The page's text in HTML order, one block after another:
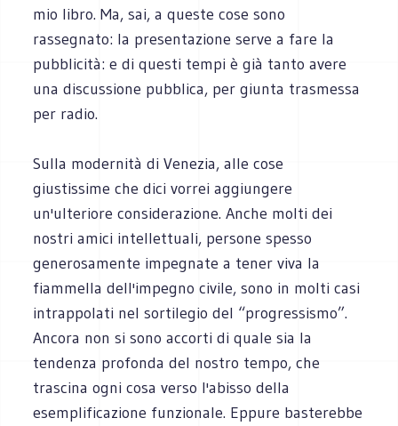
mio libro. Ma, sai, a queste cose sono
rassegnato: la presentazione serve a fare la
pubblicità: e di questi tempi è già tanto avere
una discussione pubblica, per giunta trasmessa
per radio.
Sulla modernità di Venezia, alle cose
giustissime che dici vorrei aggiungere
un'ulteriore considerazione. Anche molti dei
nostri amici intellettuali, persone spesso
generosamente impegnate a tener viva la
fiammella dell'impegno civile, sono in molti casi
intrappolati nel sortilegio del “progressismo”.
Ancora non si sono accorti di quale sia la
tendenza profonda del nostro tempo, che
trascina ogni cosa verso l'abisso della
esemplificazione funzionale. Eppure basterebbe